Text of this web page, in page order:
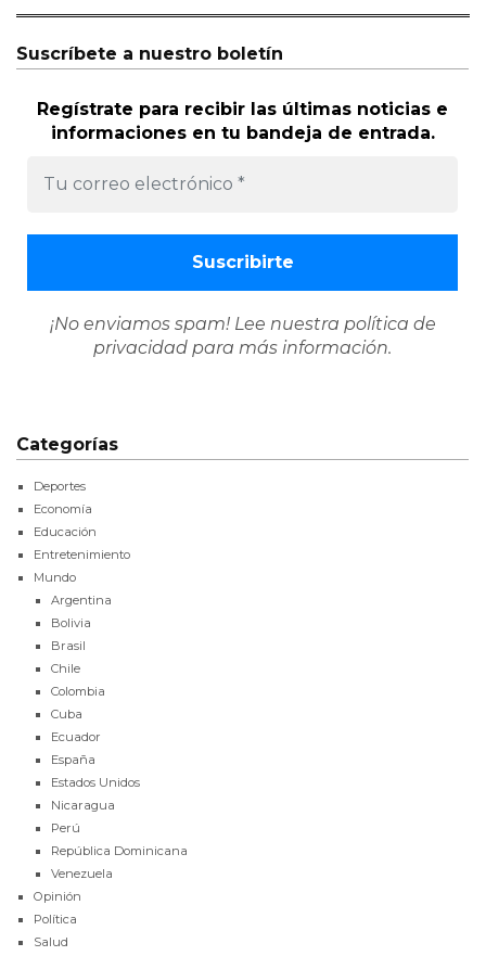
Suscríbete a nuestro boletín
Regístrate para recibir las últimas noticias e
informaciones en tu bandeja de entrada.
¡No enviamos spam! Lee nuestra política de
privacidad para más información.
Categorías
Deportes
Economía
Educación
Entretenimiento
Mundo
Argentina
Bolivia
Brasil
Chile
Colombia
Cuba
Ecuador
España
Estados Unidos
Nicaragua
Perú
República Dominicana
Venezuela
Opinión
Política
Salud